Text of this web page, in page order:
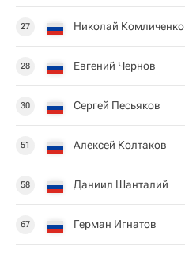
27 Николай Комличенко
28 Евгений Чернов
30 Сергей Песьяков
51 Алексей Колтаков
58 Даниил Шанталий
67 Герман Игнатов